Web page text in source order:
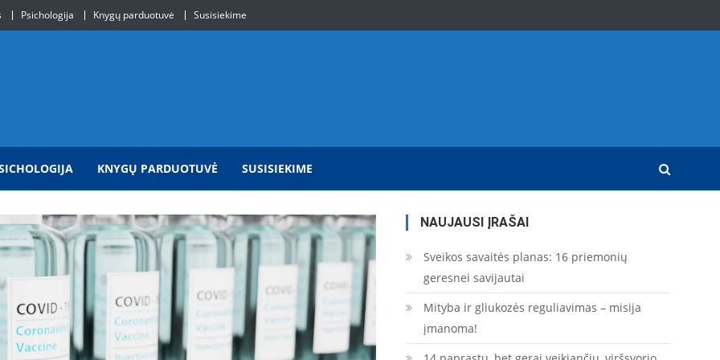
Psichologija Knygų parduotuvė Susisiekime
KNYGŲ PARDUOTUVĖ SUSISIEKIME
NAUJAUSI ĮRAŠAI
Sveikos savaitės planas: 16 priemonių
geresnei savijautai
Mityba ir gliukozės reguliavimas – misija
įmanoma!